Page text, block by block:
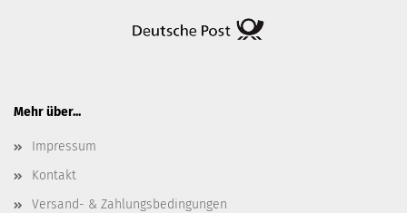
Mehr über...
Impressum
Kontakt
Versand- & Zahlungsbedingungen